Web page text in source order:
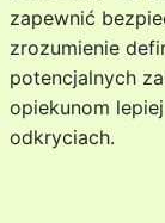
zapewnić
zrozumienie
potencjalnych
opiekunom
odkryciach.